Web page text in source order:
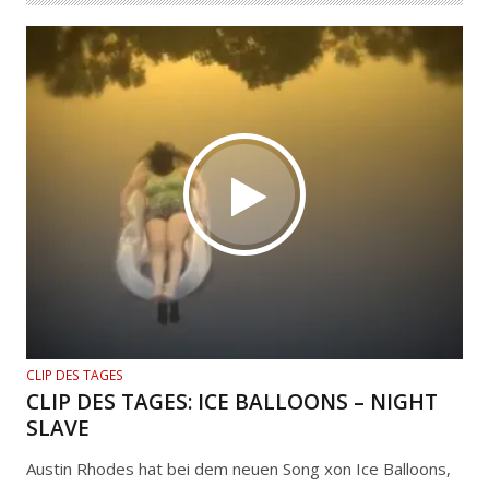
CLIP DES TAGES
CLIP DES TAGES: ICE BALLOONS – NIGHT
SLAVE
Austin Rhodes hat bei dem neuen Song xon Ice Balloons,